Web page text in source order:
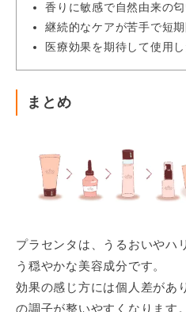
香りに敏感で自然由来の
継続的なケアが苦手で短
医療効果を期待して使用
まとめ
プラセンタは、うるおいやハ
う穏やかな美容成分です。
効果の感じ方には個人差があ
の調子が整いやすくなります。